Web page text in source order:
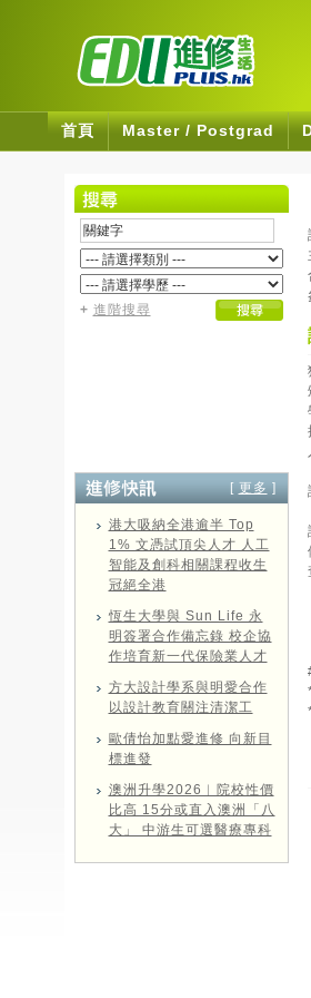
首頁 Master / Postgrad
+ 進階搜尋
[ 更多 ]
港大吸納全港逾半 Top
1% 文憑試頂尖人才 人工
智能及創科相關課程收生
冠絕全港
恆生大學與 Sun Life 永
明簽署合作備忘錄 校企協
作培育新一代保險業人才
方大設計學系與明愛合作
以設計教育關注清潔工
歐倩怡加點愛進修 向新目
標進發
澳洲升學2026︱院校性價
比高 15分或直入澳洲「八
大」 中游生可選醫療專科